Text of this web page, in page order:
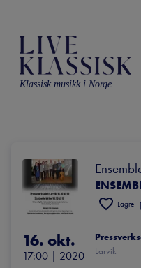
Klassisk musikk i Norge
Sliperiet)
Lagre
16. okt.
17:00 | 2020
Larvik